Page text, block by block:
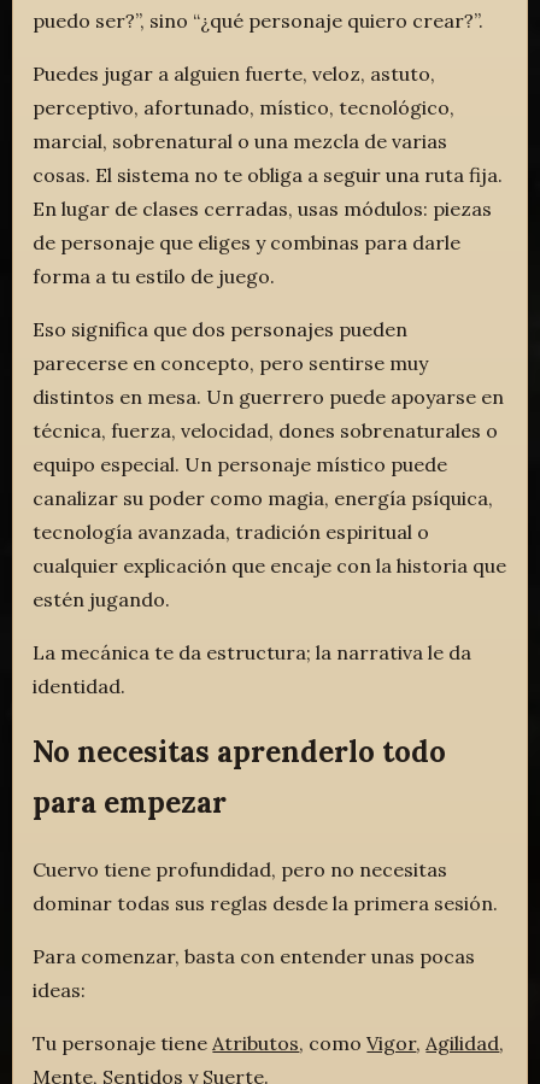
puedo ser?”, sino “¿qué personaje quiero crear?”.
Puedes jugar a alguien fuerte, veloz, astuto,
perceptivo, afortunado, místico, tecnológico,
marcial, sobrenatural o una mezcla de varias
cosas. El sistema no te obliga a seguir una ruta fija.
En lugar de clases cerradas, usas módulos: piezas
de personaje que eliges y combinas para darle
forma a tu estilo de juego.
Eso significa que dos personajes pueden
parecerse en concepto, pero sentirse muy
distintos en mesa. Un guerrero puede apoyarse en
técnica, fuerza, velocidad, dones sobrenaturales o
equipo especial. Un personaje místico puede
canalizar su poder como magia, energía psíquica,
tecnología avanzada, tradición espiritual o
cualquier explicación que encaje con la historia que
estén jugando.
La mecánica te da estructura; la narrativa le da
identidad.
No necesitas aprenderlo todo
para empezar
Cuervo tiene profundidad, pero no necesitas
dominar todas sus reglas desde la primera sesión.
Para comenzar, basta con entender unas pocas
ideas:
Tu personaje tiene Atributos, comoVigor, Agilidad,
Mente, Sentidos y Suerte.